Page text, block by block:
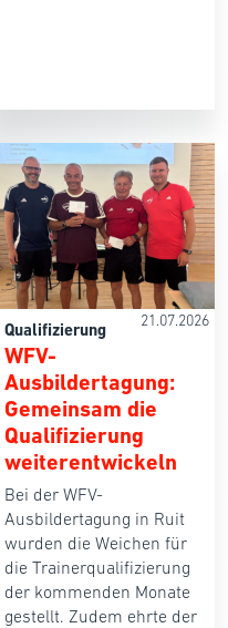
21.07.2026
Qualifizierung
WFV-
Ausbildertagung:
Gemeinsam die
Qualifizierung
weiterentwickeln
Bei der WFV-
Ausbildertagung in Ruit
wurden die Weichen für
die Trainerqualifizierung
der kommenden Monate
gestellt. Zudem ehrte der